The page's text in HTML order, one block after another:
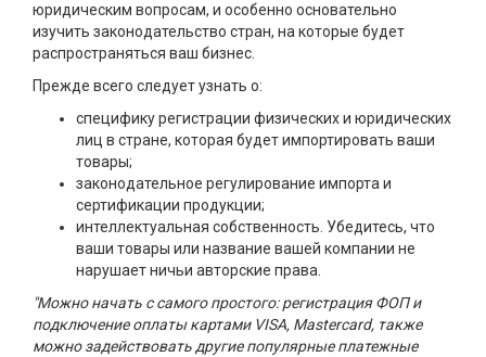
юридическим вопросам, и особенно основательно
изучить законодательство стран, на которые будет
распространяться ваш бизнес.
Прежде всего следует узнать о:
специфику регистрации физических и юридических
лиц в стране, которая будет импортировать ваши
товары;
законодательное регулирование импорта и
сертификации продукции;
интеллектуальная собственность. Убедитесь, что
ваши товары или название вашей компании не
нарушает ничьи авторские права.
"Можно начать с самого простого: регистрация ФОП и
подключение оплаты картами VISA, Mastercard, также
можно задействовать другие популярные платежные